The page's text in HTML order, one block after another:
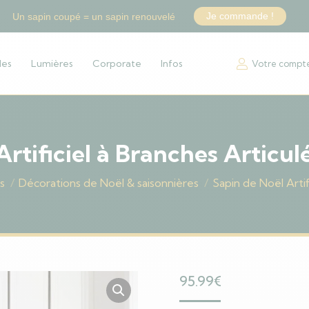
Lumières Corporate Infos Votre
à Branches
Décorations de Noël & saisonnières Sapin de Noël
95.99€
Un sapin coupé = un sapin renouvelé Je commande !